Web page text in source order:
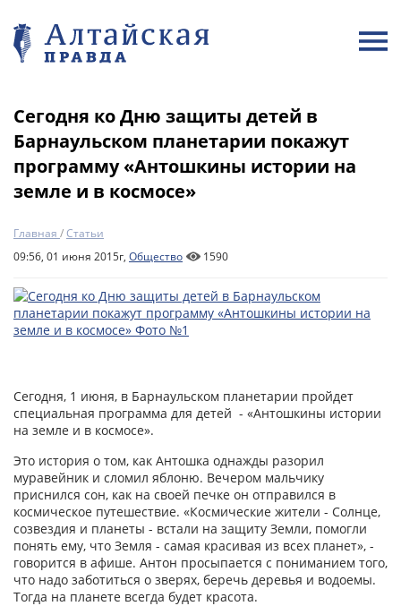
Сегодня ко Дню защиты детей в
Барнаульском планетарии покажут
программу «Антошкины истории на
земле и в космосе»
Главная /Статьи
09:56, 01 июня 2015г, Общество 1590
Сегодня, 1 июня, в Барнаульском планетарии пройдет
специальная программа для детей - «Антошкины истории
на земле и в космосе».
Это история о том, как Антошка однажды разорил
муравейник и сломил яблоню. Вечером мальчику
приснился сон, как на своей печке он отправился в
космическое путешествие. «Космические жители - Солнце,
созвездия и планеты - встали на защиту Земли, помогли
понять ему, что Земля - самая красивая из всех планет», -
говорится в афише. Антон просыпается с пониманием того,
что надо заботиться о зверях, беречь деревья и водоемы.
Тогда на планете всегда будет красота.